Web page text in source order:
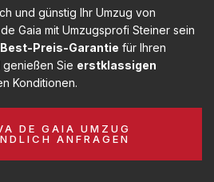
und günstig Ihr Umzug von
Gaia mit Umzugsprofi Steiner sein
Best-Preis-Garantie für Ihren
Sie erstklassigen
Konditionen.
DE GAIA UMZUG
ANFRAGEN